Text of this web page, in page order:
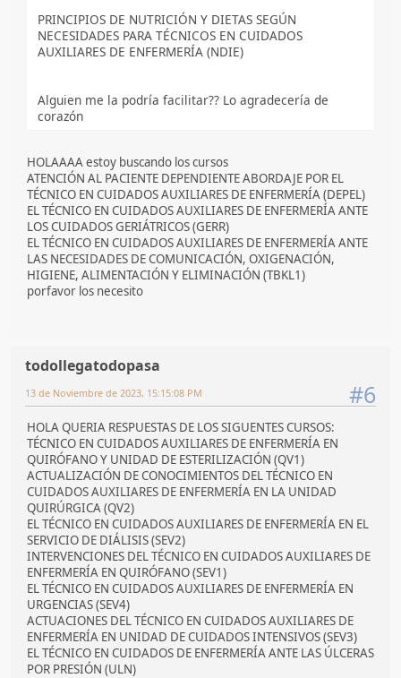
PRINCIPIOS DE NUTRICIÓN Y DIETAS SEGÚN
NECESIDADES PARA TÉCNICOS EN CUIDADOS
AUXILIARES DE ENFERMERÍA (NDIE)
Alguien me la podría facilitar?? Lo agradecería de
corazón
HOLAAAA estoy buscando los cursos
ATENCIÓN AL PACIENTE DEPENDIENTE ABORDAJE POR EL
TÉCNICO EN CUIDADOS AUXILIARES DE ENFERMERÍA (DEPEL)
EL TÉCNICO EN CUIDADOS AUXILIARES DE ENFERMERÍA ANTE
LOS CUIDADOS GERIÁTRICOS (GERR)
EL TÉCNICO EN CUIDADOS AUXILIARES DE ENFERMERÍA ANTE
LAS NECESIDADES DE COMUNICACIÓN, OXIGENACIÓN,
HIGIENE, ALIMENTACIÓN Y ELIMINACIÓN (TBKL1)
porfavor los necesito
todollegatodopasa
#6
13 de Noviembre de 2023, 15:15:08 PM
HOLA QUERIA RESPUESTAS DE LOS SIGUENTES CURSOS:
TÉCNICO EN CUIDADOS AUXILIARES DE ENFERMERÍA EN
QUIRÓFANO Y UNIDAD DE ESTERILIZACIÓN (QV1)
ACTUALIZACIÓN DE CONOCIMIENTOS DEL TÉCNICO EN
CUIDADOS AUXILIARES DE ENFERMERÍA EN LA UNIDAD
QUIRÚRGICA (QV2)
EL TÉCNICO EN CUIDADOS AUXILIARES DE ENFERMERÍA EN EL
SERVICIO DE DIÁLISIS (SEV2)
INTERVENCIONES DEL TÉCNICO EN CUIDADOS AUXILIARES DE
ENFERMERÍA EN QUIRÓFANO (SEV1)
EL TÉCNICO EN CUIDADOS AUXILIARES DE ENFERMERÍA EN
URGENCIAS (SEV4)
ACTUACIONES DEL TÉCNICO EN CUIDADOS AUXILIARES DE
ENFERMERÍA EN UNIDAD DE CUIDADOS INTENSIVOS (SEV3)
EL TÉCNICO EN CUIDADOS DE ENFERMERÍA ANTE LAS ÚLCERAS
POR PRESIÓN (ULN)